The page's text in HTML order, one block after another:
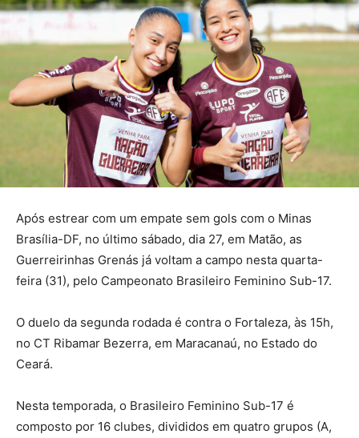
Após estrear com um empate sem gols com o Minas
Brasília-DF, no último sábado, dia 27, em Matão, as
Guerreirinhas Grenás já voltam a campo nesta quarta-
feira (31), pelo Campeonato Brasileiro Feminino Sub-17.
O duelo da segunda rodada é contra o Fortaleza, às 15h,
no CT Ribamar Bezerra, em Maracanaú, no Estado do
Ceará.
Nesta temporada, o Brasileiro Feminino Sub-17 é
composto por 16 clubes, divididos em quatro grupos (A,